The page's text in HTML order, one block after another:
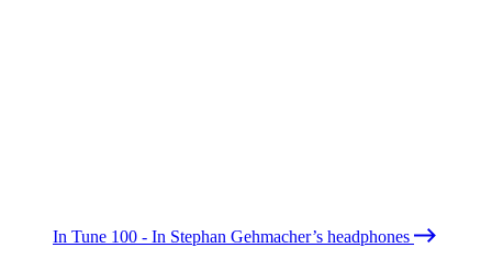
In Tune 100 - In Stephan Gehmacher’s headphones